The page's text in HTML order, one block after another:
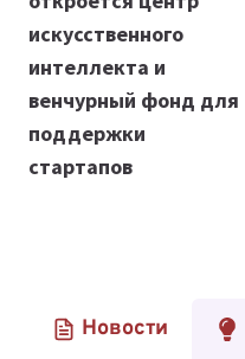
записям
искусственного
интеллекта и
венчурный фонд для
поддержки
стартапов
Новости